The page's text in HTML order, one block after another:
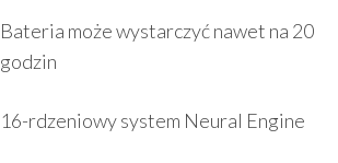
Bateria może wystarczyć nawet na 20
godzin
16-rdzeniowy system Neural Engine